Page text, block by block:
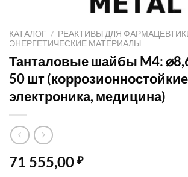
КАТАЛОГ / РЕАКТИВЫ ДЛЯ
ЭНЕРГЕТИЧЕСКИЕ МАТЕРИАЛЫ
Танталовые шайбы M4:
50 шт
электроника, медицина)
71 555,00 ₽